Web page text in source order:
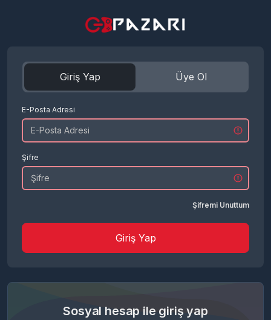
Giriş Yap Üye Ol
E-Posta Adresi
Şifre
Şifremi Unuttum
Giriş Yap
Sosyal hesap ile giriş yap